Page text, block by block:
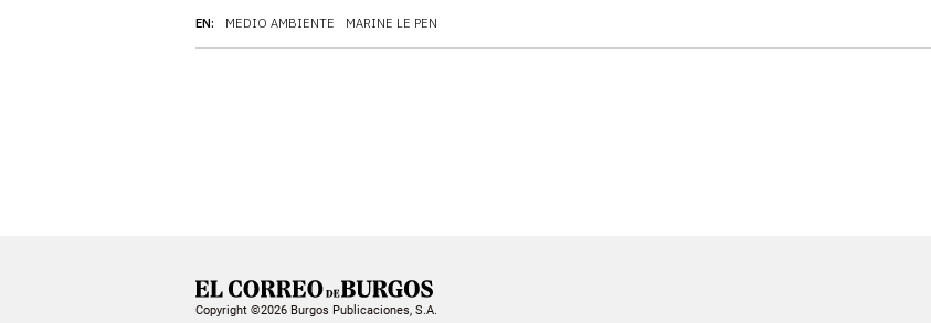
EN: MEDIO AMBIENTE MARINE LE PEN
Copyright ©2026 Burgos Publicaciones, S.A.